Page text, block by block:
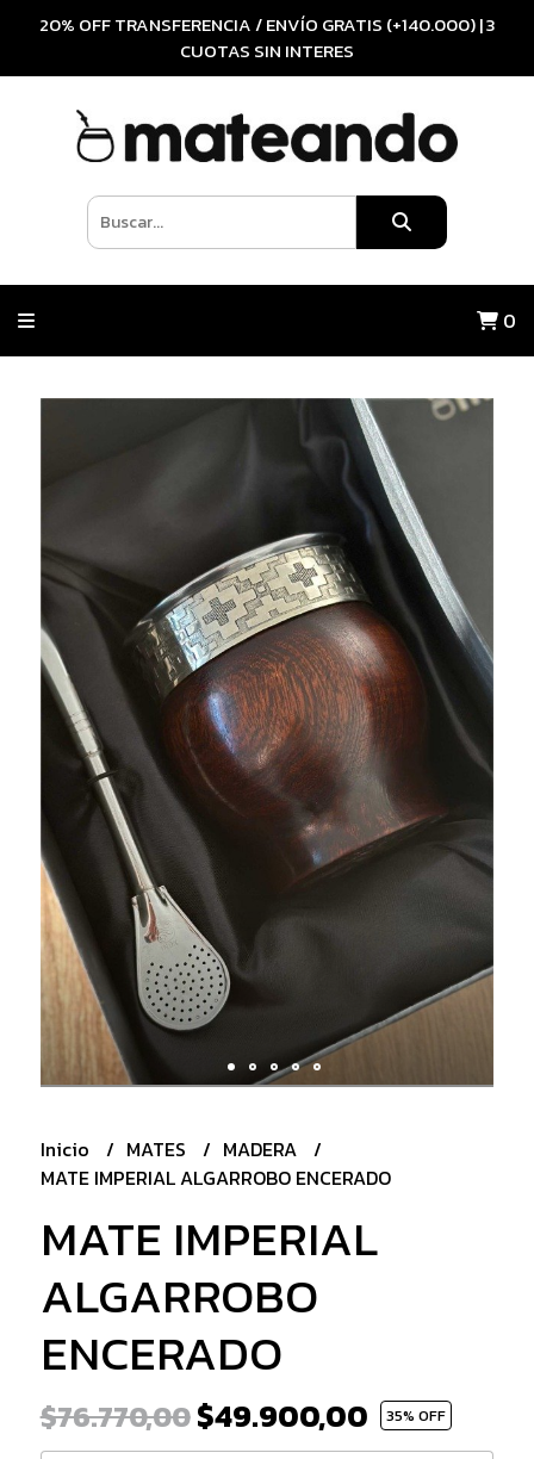
20% OFF TRANSFERENCIA / ENVÍO GRATIS (+140.000) | 3
CUOTAS SIN INTERES
0
Inicio MATES
MADERA
MATE IMPERIAL ALGARROBO ENCERADO
MATE IMPERIAL
ALGARROBO
ENCERADO
$76.770,00$49.900,00 35% OFF